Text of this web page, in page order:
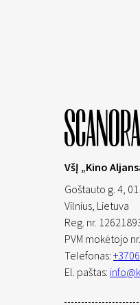
VšĮ „Kino
Goštauto g. 4,
Vilnius, Lietuva
Reg. nr.
PVM mokėtojo
Telefonas:
El. paštas: